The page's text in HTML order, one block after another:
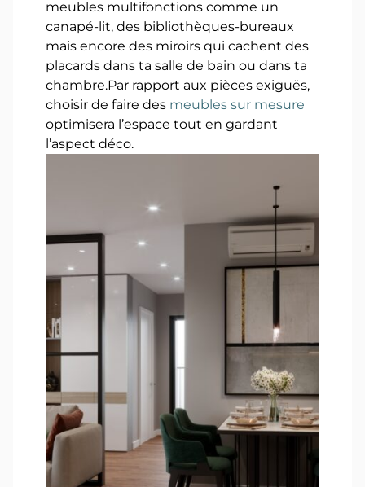
meubles multifonctions comme un
canapé-lit, des bibliothèques-bureaux
mais encore des miroirs qui cachent des
placards dans ta salle de bain ou dans ta
chambre.Par rapport aux pièces exiguës,
choisir de faire des meubles sur mesure
optimisera l’espace tout en gardant
l’aspect déco.